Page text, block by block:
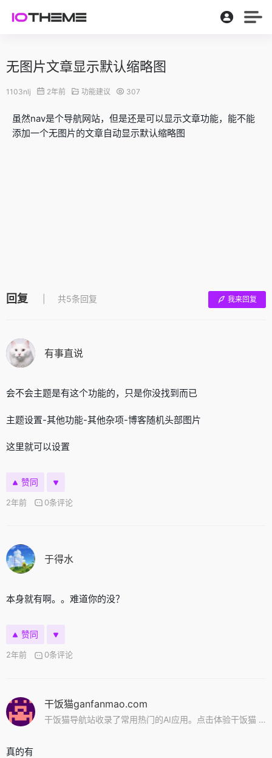
无图片文章显示默认缩略图
1103nlj 2年前 功能建议 307
虽然nav是个导航网站，但是还是可以显示文章功能，能不能
添加一个无图片的文章自动显示默认缩略图
回复 共5条回复 我来回复
有事直说
会不会主题是有这个功能的，只是你没找到而已
主题设置-其他功能-其他杂项-博客随机头部图片
这里就可以设置
赞同
2年前 0条评论
于得水
本身就有啊。。难道你的没？
赞同
2年前 0条评论
干饭猫ganfanmao.com
干饭猫导航站收录了常用热门的AI应用。点击体验干饭猫 | 前沿AI工具网址大全，实用AI应用产品导航https://ganfanmao.com/
真的有